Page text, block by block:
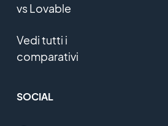
vs Lovable
Vedi tutti i
comparativi
SOCIAL